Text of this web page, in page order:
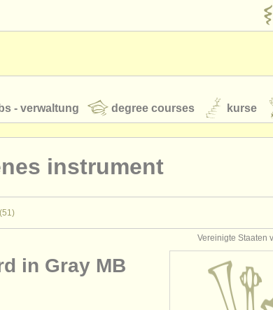
- verwaltung degree courses kurse
nachrichten in der klassischen musik
instrument
(51)
Vereinigte Staaten
in Gray MB